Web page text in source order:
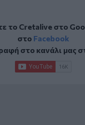
το Cretalive στο
στο Facebook
στο κανάλι μας